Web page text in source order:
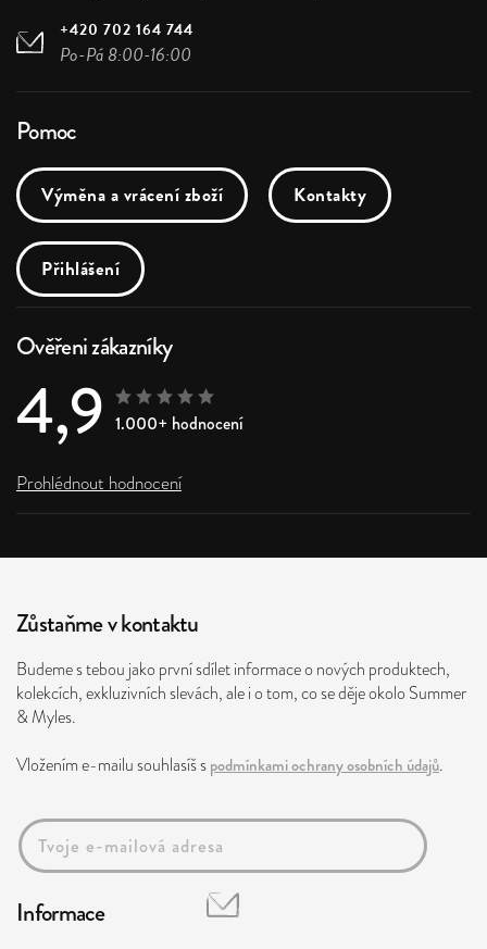
+420 702 164 744
Po-Pá 8:00-16:00
Pomoc
Výměna a vrácení zboží Kontakty
Přihlášení
Ověřeni zákazníky
4,9 1.000+ hodnocení
Prohlédnout hodnocení
Zůstaňme v kontaktu
Budeme s tebou jako první sdílet informace o nových produktech,
kolekcích, exkluzivních slevách, ale i o tom, co se děje okolo Summer
& Myles.
Vložením e-mailu souhlasíš spodmínkami ochrany osobních údajů.
Informace